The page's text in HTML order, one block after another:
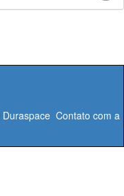
Duraspace Contato com a